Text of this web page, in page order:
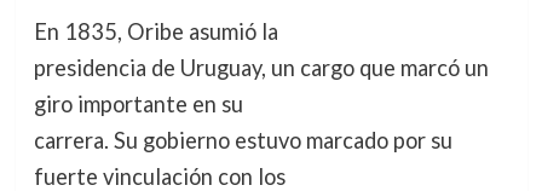
En 1835, Oribe asumió la
presidencia de Uruguay, un cargo que marcó un
giro importante en su
carrera. Su gobierno estuvo marcado por su
fuerte vinculación con los